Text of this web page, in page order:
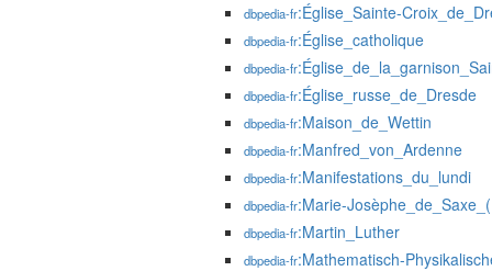
dbpedia-fr:Église_Sainte-
dbpedia-fr:Église_catholique
dbpedia-fr
dbpedia-fr:Église_russe_de_Dresde
dbpedia-fr:Maison_de_Wettin
dbpedia-fr:Manfred_von_Ardenne
dbpedia-fr:Manifestations_du_lundi
dbpedia-fr:Marie-
dbpedia-fr:Martin_Luther
dbpedia-fr:Mathematisch-